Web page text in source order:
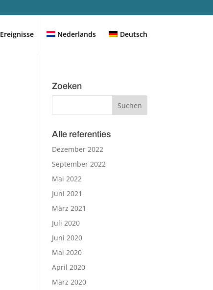
Ereignisse Nederlands Deutsch
Zoeken
Alle referenties
Dezember 2022
September 2022
Mai 2022
Juni 2021
März 2021
Juli 2020
Juni 2020
Mai 2020
April 2020
März 2020